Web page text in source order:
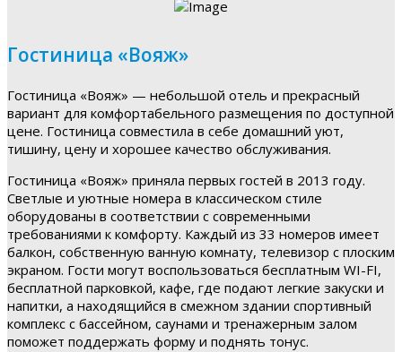
Гостиница «Вояж»
Гостиница «Вояж» — небольшой отель и прекрасный
вариант для комфортабельного размещения по доступной
цене. Гостиница совместила в себе домашний уют,
тишину, цену и хорошее качество обслуживания.
Гостиница «Вояж» приняла первых гостей в 2013 году.
Светлые и уютные номера в классическом стиле
оборудованы в соответствии с современными
требованиями к комфорту. Каждый из 33 номеров имеет
балкон, собственную ванную комнату, телевизор с плоским
экраном. Гости могут воспользоваться бесплатным WI-FI,
бесплатной парковкой, кафе, где подают легкие закуски и
напитки, а находящийся в смежном здании спортивный
комплекс с бассейном, саунами и тренажерным залом
поможет поддержать форму и поднять тонус.